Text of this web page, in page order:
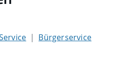
Bürgerservice